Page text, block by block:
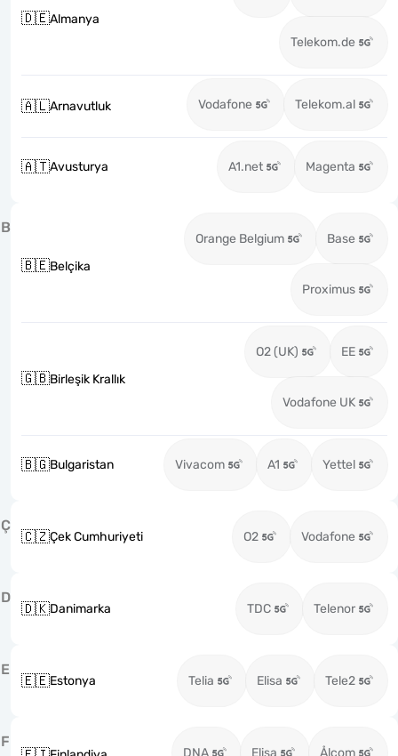
🇩🇪Almanya
Telekom.de
🇦🇱Arnavutluk Vodafone Telekom.al
🇦🇹Avusturya A1.net Magenta
B
🇧🇪Belçika
Orange Belgium Base
Proximus
🇬🇧Birleşik Krallık
O2 (UK) EE
Vodafone UK
🇧🇬Bulgaristan Vivacom A1 Yettel
Ç
🇨🇿Çek Cumhuriyeti O2 Vodafone
D
🇩🇰Danimarka TDC Telenor
E
🇪🇪Estonya Telia Elisa Tele2
F
DNA Elisa Ålcom